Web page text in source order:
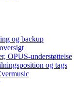
og backup
OPUS-understøttelse
og tags